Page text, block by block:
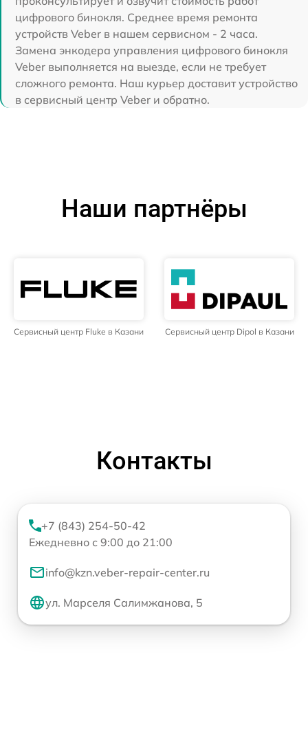
цифрового бинокля. Среднее время ремонта
устройств Veber в нашем сервисном - 2 часа.
Замена энкодера управления цифрового бинокля
Veber выполняется на выезде, если не требует
сложного ремонта. Наш курьер доставит устройство
в сервисный центр Veber и обратно.
Наши партнёры
Сервисный центр Fluke в Казани Сервисный центр Dipol в Казани
Контакты
+7 (843) 254-50-42
Ежедневно с 9:00 до 21:00
info@kzn.veber-repair-center.ru
ул. Марселя Салимжанова, 5